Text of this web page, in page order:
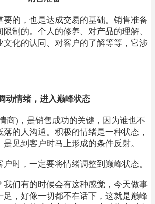
要的，也是达成交易的基础。销售准备
制的。个人的修养、对产品的理解、
文化的认同、对客户的了解等等，它涉
动情绪，进入巅峰状态
商)，是销售成功的关键，因为谁也不
落的人沟通。积极的情绪是一种状态，
见到客户时马上形成的条件反射。
户时，一定要将情绪调整到巅峰状态。
我们有的时候会有这种感觉，今天做事
足，好像一切都不在话下，这就是巅峰